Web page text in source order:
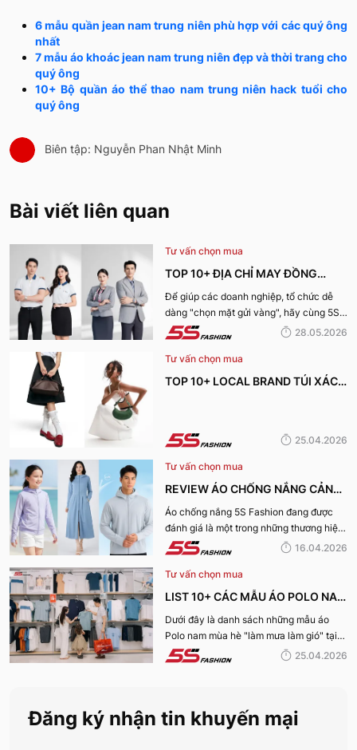
6 mẫu quần jean nam trung niên phù hợp với các quý ông
nhất
7 mẫu áo khoác jean nam trung niên đẹp và thời trang cho
quý ông
10+ Bộ quần áo thể thao nam trung niên hack tuổi cho
quý ông
Biên tập: Nguyễn Phan Nhật Minh
Bài viết liên quan
Tư vấn chọn mua
TOP 10+ ĐỊA CHỈ MAY ĐỒNG
PHỤC CÔNG TY ĐẸP, UY TÍN
NHẤT HIỆN NAY
Để giúp các doanh nghiệp, tổ chức dễ
dàng "chọn mặt gửi vàng", hãy cùng 5S
Fashion tìm hiểu những địa chỉ may đồng
phục công ty uy tín, chất lượng và nhận
được nhiều đánh giá tích cực nhất hiện
nay.
28.05.2026
Tư vấn chọn mua
TOP 10+ LOCAL BRAND TÚI XÁCH
25.04.2026
Tư vấn chọn mua
REVIEW ÁO CHỐNG NẮNG CẢN
TIA UV, CHỐNG NẮNG TỐT NHẤT
CỦA 5S FASHION 2026
Áo chống nắng 5S Fashion đang được
đánh giá là một trong những thương hiệu
áo đáng mua hàng đầu hiện nay. Vậy
mẫu áo này có gì? Vì sao lại được đánh
giá tích cực đến vậy? Cùng đi hết bài
viết nhé!
16.04.2026
Tư vấn chọn mua
LIST 10+ CÁC MẪU ÁO POLO NAM
MÙA HÈ BÁN CHẠY NHẤT CỦA 5S
FASHION 2026
Dưới đây là danh sách những mẫu áo
Polo nam mùa hè "làm mưa làm gió" tại
hệ thống 5S Fashion mà bất kỳ quý ông
nào cũng nên sở hữu trong tủ đồ mùa hè
25.04.2026
Đăng ký nhận tin khuyến mại